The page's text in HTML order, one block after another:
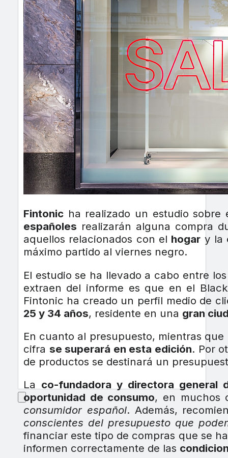
Fintonicha realizado un estudio sobre
españoles realizarán alguna compra
aquellos relacionados con el hogar y la
máximo partido al viernes negro.
El estudio se ha llevado a cabo entre
extraen del informe es que en el
Fintonic ha creado un perfil medio de
25 y 34 años, residente en una gran
En cuanto al presupuesto, mientras
cifra se superará en esta edición. Por
de productos se destinará un
La co-fundadora y directora general
oportunidad de consumo, en muchos
consumidor español. Además,
conscientes del presupuesto que
financiar este tipo de compras que se
informen correctamente de las